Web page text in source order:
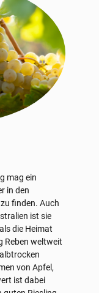
mag ein
in den
finden. Auch
ist sie
die Heimat
Reben weltweit
von Apfel,
ist dabei